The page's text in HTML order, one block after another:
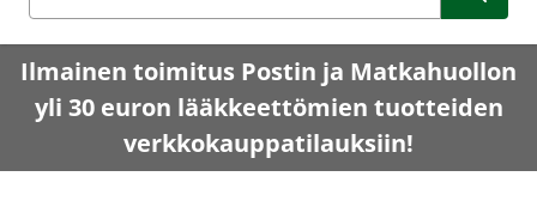
Ilmainen toimitus Postin ja Matkahuollon
yli 30 euron lääkkeettömien tuotteiden
verkkokauppatilauksiin!